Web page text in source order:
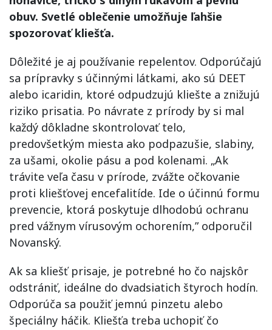
obuv. Svetlé oblečenie umožňuje ľahšie
spozorovať kliešťa.
Dôležité je aj používanie repelentov. Odporúčajú
sa prípravky s účinnými látkami, ako sú DEET
alebo icaridin, ktoré odpudzujú kliešte a znižujú
riziko prisatia. Po návrate z prírody by si mal
každý dôkladne skontrolovať telo,
predovšetkým miesta ako podpazušie, slabiny,
za ušami, okolie pásu a pod kolenami. „Ak
trávite veľa času v prírode, zvážte očkovanie
proti kliešťovej encefalitíde. Ide o účinnú formu
prevencie, ktorá poskytuje dlhodobú ochranu
pred vážnym vírusovým ochorením,” odporučil
Novanský.
Ak sa kliešť prisaje, je potrebné ho čo najskôr
odstrániť, ideálne do dvadsiatich štyroch hodín.
Odporúča sa použiť jemnú pinzetu alebo
špeciálny háčik. Kliešťa treba uchopiť čo